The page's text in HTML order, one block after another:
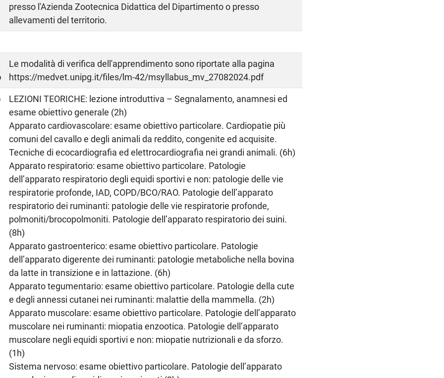
presso l'Azienda Zootecnica Didattica del Dipartimento o presso
allevamenti del territorio.
Le modalità di verifica dell'apprendimento sono riportate alla pagina
https://medvet.unipg.it/files/lm-42/msyllabus_mv_27082024.pdf
LEZIONI TEORICHE: lezione introduttiva – Segnalamento, anamnesi ed
esame obiettivo generale (2h)
Apparato cardiovascolare: esame obiettivo particolare. Cardiopatie più
comuni del cavallo e degli animali da reddito, congenite ed acquisite.
Tecniche di ecocardiografia ed elettrocardiografia nei grandi animali. (6h)
Apparato respiratorio: esame obiettivo particolare. Patologie
dell’apparato respiratorio degli equidi sportivi e non: patologie delle vie
respiratorie profonde, IAD, COPD/BCO/RAO. Patologie dell’apparato
respiratorio dei ruminanti: patologie delle vie respiratorie profonde,
polmoniti/brocopolmoniti. Patologie dell’apparato respiratorio dei suini.
(8h)
Apparato gastroenterico: esame obiettivo particolare. Patologie
dell’apparato digerente dei ruminanti: patologie metaboliche nella bovina
da latte in transizione e in lattazione. (6h)
Apparato tegumentario: esame obiettivo particolare. Patologie della cute
e degli annessi cutanei nei ruminanti: malattie della mammella. (2h)
Apparato muscolare: esame obiettivo particolare. Patologie dell’apparato
muscolare nei ruminanti: miopatia enzootica. Patologie dell’apparato
muscolare negli equidi sportivi e non: miopatie nutrizionali e da sforzo.
(1h)
Sistema nervoso: esame obiettivo particolare. Patologie dell’apparato